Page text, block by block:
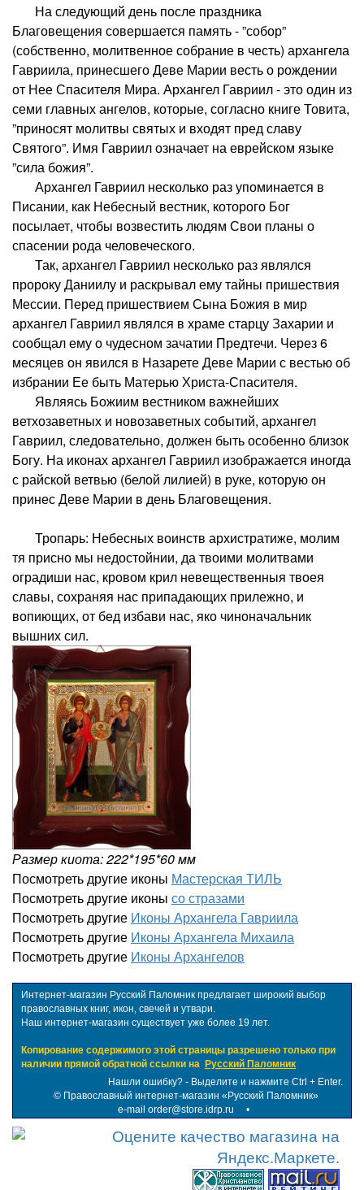
На следующий день после праздника
Благовещения совершается память - ”собор”
(собственно, молитвенное собрание в честь) архангела
Гавриила, принесшего Деве Марии весть о рождении
от Нее Спасителя Мира. Архангел Гавриил - это один из
семи главных ангелов, которые, согласно книге Товита,
”приносят молитвы святых и входят пред славу
Святого”. Имя Гавриил означает на еврейском языке
”сила божия”.
Архангел Гавриил несколько раз упоминается в
Писании, как Небесный вестник, которого Бог
посылает, чтобы возвестить людям Свои планы о
спасении рода человеческого.
Так, архангел Гавриил несколько раз являлся
пророку Даниилу и раскрывал ему тайны пришествия
Мессии. Перед пришествием Сына Божия в мир
архангел Гавриил являлся в храме старцу Захарии и
сообщал ему о чудесном зачатии Предтечи. Через 6
месяцев он явился в Назарете Деве Марии с вестью об
избрании Ее быть Матерью Христа-Спасителя.
Являясь Божиим вестником важнейших
ветхозаветных и новозаветных событий, архангел
Гавриил, следовательно, должен быть особенно близок
Богу. На иконах архангел Гавриил изображается иногда
с райской ветвью (белой лилией) в руке, которую он
принес Деве Марии в день Благовещения.
Тропарь: Небесных воинств архистратиже, молим
тя присно мы недостойнии, да твоими молитвами
оградиши нас, кровом крил невещественныя твоея
славы, сохраняя нас припадающих прилежно, и
вопиющих, от бед избави нас, яко чиноначальник
вышних сил.
Размер киота: 222*195*60 мм
Посмотреть другие иконы Мастерская ТИЛЬ
Посмотреть другие иконы со стразами
Посмотреть другие Иконы Архангела Гавриила
Посмотреть другие Иконы Архангела Михаила
Посмотреть другие Иконы Архангелов
Интернет-магазин Русский Паломник предлагает широкий выбор
православных книг, икон, свечей и утвари.
Наш интернет-магазин существует уже более 19 лет.
Копирование содержимого этой страницы разрешено только при
наличии прямой обратной ссылки на Русский Паломник
Нашли ошибку? - Выделите и нажмите Ctrl + Enter.
© Православный интернет-магазин «Русский Паломник»
e-mail order@store.idrp.ru •